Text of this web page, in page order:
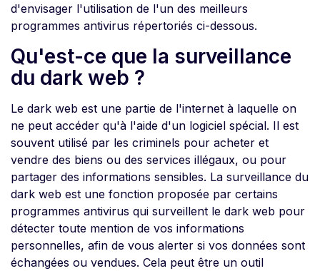
d'envisager l'utilisation de l'un des meilleurs
programmes antivirus répertoriés ci-dessous.
Qu'est-ce que la surveillance
du dark web ?
Le dark web est une partie de l'internet à laquelle on
ne peut accéder qu'à l'aide d'un logiciel spécial. Il est
souvent utilisé par les criminels pour acheter et
vendre des biens ou des services illégaux, ou pour
partager des informations sensibles. La surveillance du
dark web est une fonction proposée par certains
programmes antivirus qui surveillent le dark web pour
détecter toute mention de vos informations
personnelles, afin de vous alerter si vos données sont
échangées ou vendues. Cela peut être un outil